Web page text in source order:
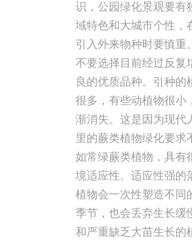
识，公园绿化景观要有
域特色和大城市个性，
引入外来物种时要慎重
不要选择目前经过反复
良的优质品种。引种的
很多，有些动植物很小
渐消失。这是因为现代
里的蕨类植物绿化要求
如常绿蕨类植物，具有
境适应性。适应性强的
植物会一次性塑造不同
季节，也会丢弃生长缓
和严重缺乏大苗生长的